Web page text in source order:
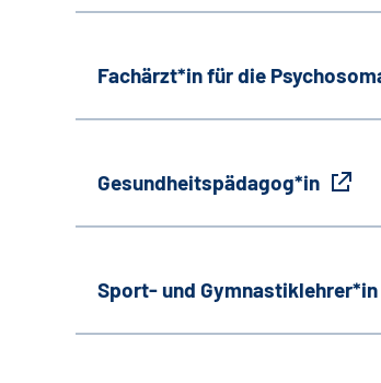
Fachärzt*in für die
Gesundheitspädagog*in
Sport- und Gymnastiklehrer*in